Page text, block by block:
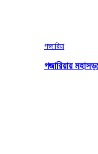
গজারিয়া
গজারিয়ায়